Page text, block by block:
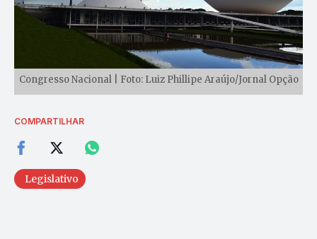
Congresso Nacional | Foto: Luiz Phillipe Araújo/Jornal Opção
COMPARTILHAR
Legislativo